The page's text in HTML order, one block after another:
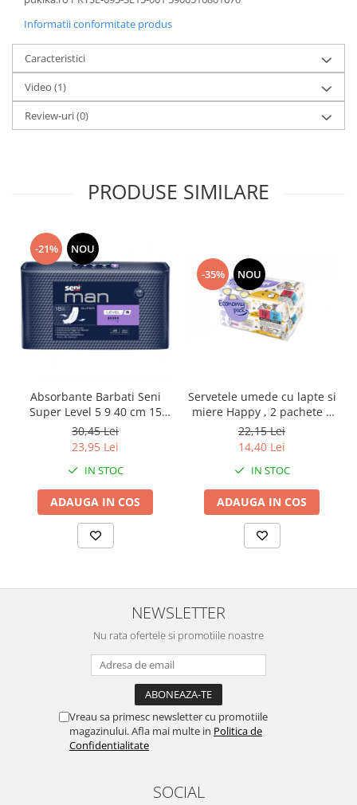
Informatii conformitate produs
Caracteristici
Video (1)
Review-uri(0)
PRODUSE SIMILARE
-21% NOU
Absorbante Barbati Seni
Super Level 5 9 40 cm 15
Bucati
30,45 Lei
23,95 Lei
IN STOC
ADAUGA IN COS
-35% NOU
Servetele umede cu lapte si
miere Happy , 2 pachete x
64 bucati, 128 bucati
22,15 Lei
14,40 Lei
IN STOC
ADAUGA IN COS
NEWSLETTER
Nu rata ofertele si promotiile noastre
Vreau sa primesc newsletter cu promotiile
magazinului. Afla mai multe in Politica de
Confidentialitate
SOCIAL